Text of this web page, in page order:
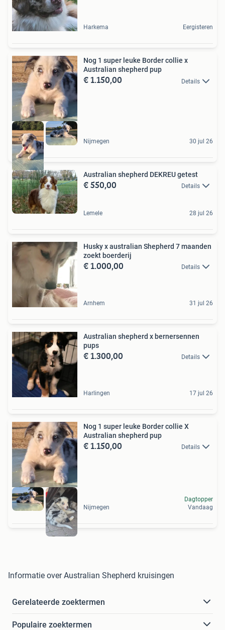
Harkema Eergisteren
Nog 1 super leuke Border collie x
Australian shepherd pup
€ 1.150,00 Details
Nijmegen 30 jul 26
Australian shepherd DEKREU getest
€ 550,00 Details
Lemele 28 jul 26
Husky x australian Shepherd 7 maanden
zoekt boerderij
€ 1.000,00 Details
Arnhem 31 jul 26
Australian shepherd x bernersennen
pups
€ 1.300,00 Details
Harlingen 17 jul 26
Nog 1 super leuke Border collie X
Australian shepherd pup
€ 1.150,00 Details
Nijmegen
Dagtopper
Vandaag
Informatie over Australian Shepherd kruisingen
Gerelateerde zoektermen
Populaire zoektermen